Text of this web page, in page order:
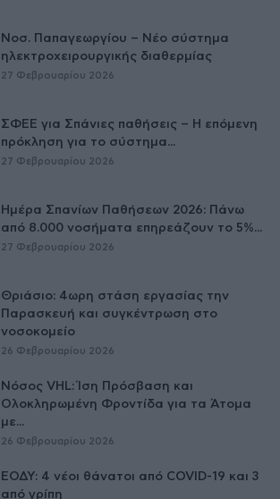
Νοσ. Παπαγεωργίου – Νέο σύστημα
ηλεκτροχειρουργικής διαθερμίας
27 Φεβρουαρίου 2026
ΣΦΕΕ για Σπάνιες παθήσεις – Η επόμενη
πρόκληση για το σύστημα...
27 Φεβρουαρίου 2026
Ημέρα Σπανίων Παθήσεων 2026: Πάνω
από 8.000 νοσήματα επηρεάζουν το 5%...
27 Φεβρουαρίου 2026
Θριάσιο: 4ωρη στάση εργασίας την
Παρασκευή και συγκέντρωση στο
νοσοκομείο
26 Φεβρουαρίου 2026
Νόσος VHL: Ίση Πρόσβαση και
Ολοκληρωμένη Φροντίδα για τα Άτομα
με...
26 Φεβρουαρίου 2026
ΕΟΔΥ: 4 νέοι θάνατοι από COVID-19 και 3
από γρίπη